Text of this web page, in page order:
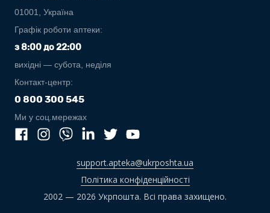
01001, Україна
Графік роботи аптеки:
з 8:00 до 22:00
вихідні — субота, неділя
Контакт-центр:
0 800 300 545
Ми у соц.мережах
support.apteka@ukrposhta.ua
Політика конфіденційності
2002 — 2026 Укрпошта. Всі права захищено.